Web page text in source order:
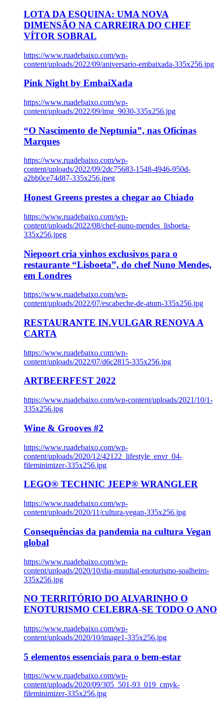
LOTA DA ESQUINA: UMA NOVA
DIMENSÃO NA CARREIRA DO CHEF
VÍTOR SOBRAL
https://www.ruadebaixo.com/wp-
content/uploads/2022/09/aniversario-embaixada-335x256.jpg
Pink Night by EmbaiXada
https://www.ruadebaixo.com/wp-
content/uploads/2022/09/img_9030-335x256.jpg
“O Nascimento de Neptunia”, nas Oficinas
Marques
https://www.ruadebaixo.com/wp-
content/uploads/2022/09/2dc75683-1548-4946-950d-
a2bb0ce74d87-335x256.jpeg
Honest Greens prestes a chegar ao Chiado
https://www.ruadebaixo.com/wp-
content/uploads/2022/08/chef-nuno-mendes_lisboeta-
335x256.jpeg
Niepoort cria vinhos exclusivos para o
restaurante “Lisboeta”, do chef Nuno Mendes,
em Londres
https://www.ruadebaixo.com/wp-
content/uploads/2022/07/escabeche-de-atum-335x256.jpg
RESTAURANTE IN.VULGAR RENOVA A
CARTA
https://www.ruadebaixo.com/wp-
content/uploads/2022/07/d6c2815-335x256.jpg
ARTBEERFEST 2022
https://www.ruadebaixo.com/wp-content/uploads/2021/10/1-
335x256.jpg
Wine & Grooves #2
https://www.ruadebaixo.com/wp-
content/uploads/2020/12/42122_lifestyle_envr_04-
fileminimizer-335x256.jpg
LEGO® TECHNIC JEEP® WRANGLER
https://www.ruadebaixo.com/wp-
content/uploads/2020/11/cultura-vegan-335x256.jpg
Consequências da pandemia na cultura Vegan
global
https://www.ruadebaixo.com/wp-
content/uploads/2020/10/dia-mundial-enoturismo-soalheiro-
335x256.jpg
NO TERRITÓRIO DO ALVARINHO O
ENOTURISMO CELEBRA-SE TODO O ANO
https://www.ruadebaixo.com/wp-
content/uploads/2020/10/image1-335x256.jpg
5 elementos essenciais para o bem-estar
https://www.ruadebaixo.com/wp-
content/uploads/2020/09/305_501-93_019_cmyk-
fileminimizer-335x256.jpg